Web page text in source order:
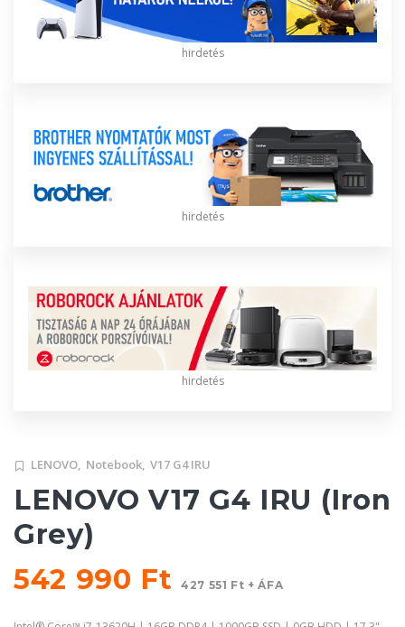
hirdetés
hirdetés
hirdetés
LENOVO, Notebook, V17 G4 IRU
LENOVO V17 G4 IRU (Iron
Grey)
542 990 Ft427 551 Ft + ÁFA